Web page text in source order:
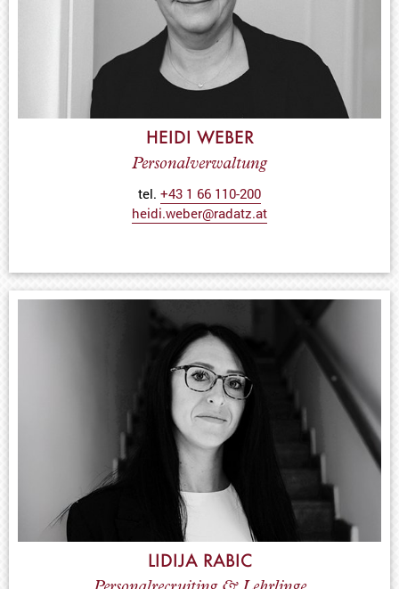
HEIDI WEBER
Personalverwaltung
tel. +43 1 66 110-200
heidi.weber@radatz.at
LIDIJA RABIC